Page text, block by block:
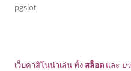
pgslot
เว็บคาสิโนน่าเล่น ทั้งสล็อต และ บ